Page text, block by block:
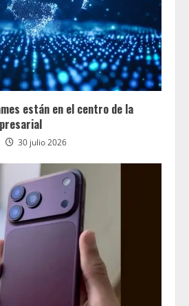
están en el centro de la
30 julio 2026